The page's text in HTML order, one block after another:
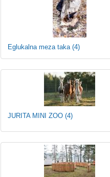
Eglukalna meza taka (4)
JURITA MINI ZOO (4)